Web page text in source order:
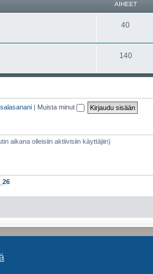
AIHEET
40
140
| Muista minut
aikana olleisiin aktiivisiin käyttäjiin)
phpBB® Forum Software © phpBB Limited